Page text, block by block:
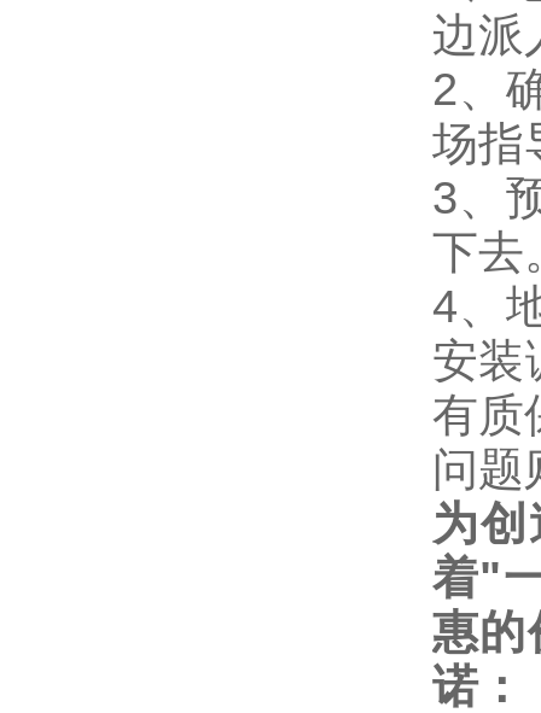
边派
2、
场指
3、
下去
4、
安装
有质
问题
为
着"
惠的
诺：